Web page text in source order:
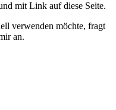
mit Link auf diese Seite.
verwenden möchte, fragt
an.